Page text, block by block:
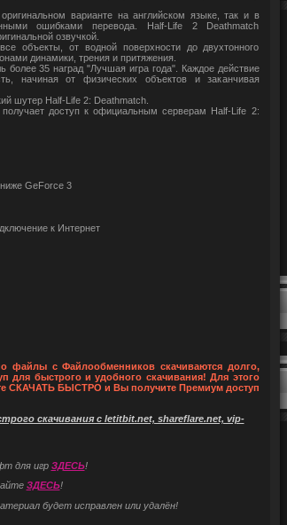
варианте на английском языке, так и в
ошибками перевода. Half-Life 2 Deathmatch
озвучкой.
объекты, от водной поверхности до двухтонного
динамики, трения и притяжения.
35 наград "Лучшая игра года". Каждое действие
начиная от физических объектов и заканчивая
шутер Half-Life 2: Deathmatch.
получает доступ к официальным серверам Half-Life 2:
GeForce 3
к Интернет
файлы с Файлообменников скачиваются долго,
для быстрого и удобного скачивания! Для этого
СКАЧАТЬ БЫСТРО и Вы получите Премиум доступ
скачивания с letitbit.net, shareflare.net, vip-
для игр ЗДЕСЬ!
ЗДЕСЬ!
будет исправлен или удалён!